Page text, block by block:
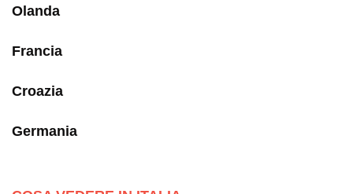
Olanda
Francia
Croazia
Germania